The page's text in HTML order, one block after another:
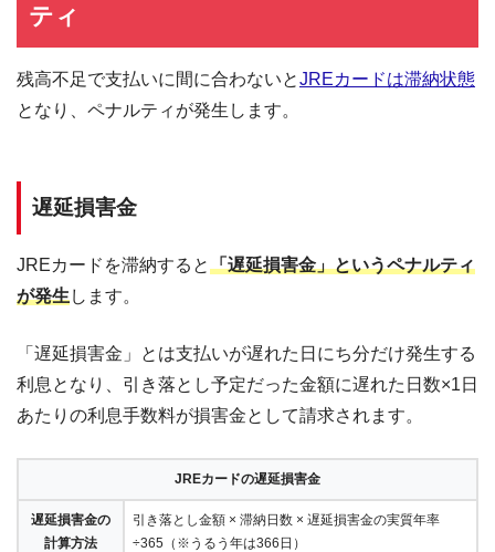
安定した収入と返済能力を有する方でパート・アルバイトをしていれば学
生・主婦でも申し込みOK!!
ティ
残高不足で支払いに間に合わないとJREカードは滞納状態
となり、ペナルティが発生します。
遅延損害金
JREカードを滞納すると「遅延損害金」というペナルティ
が発生します。
「遅延損害金」とは支払いが遅れた日にち分だけ発生する
利息となり、引き落とし予定だった金額に遅れた日数×1日
あたりの利息手数料が損害金として請求されます。
JREカードの遅延損害金
遅延損害金の
計算方法
引き落とし金額 × 滞納日数 × 遅延損害金の実質年率
÷365（※うるう年は366日）